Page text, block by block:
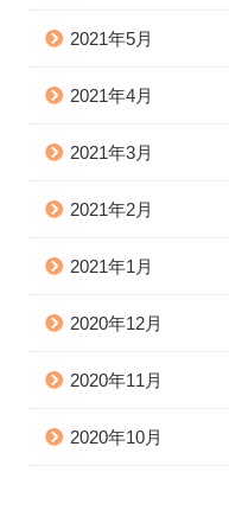
2021年5月
2021年4月
2021年3月
2021年2月
2021年1月
2020年12月
2020年11月
2020年10月